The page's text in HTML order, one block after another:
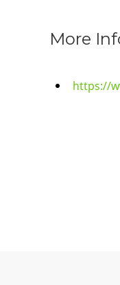
More
https://www.meetup.com/madrid-